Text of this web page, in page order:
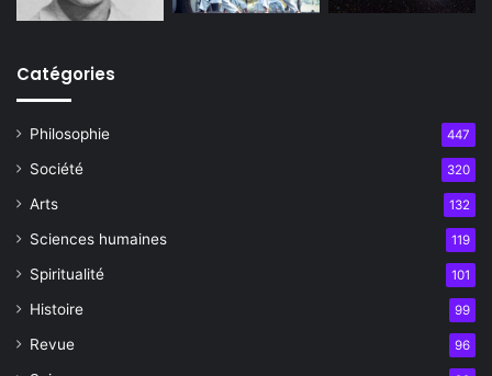
Catégories
Philosophie 447
Société 320
Arts 132
Sciences humaines 119
Spiritualité 101
Histoire 99
Revue 96